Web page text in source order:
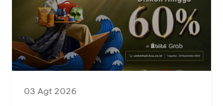
03 Agt 2026